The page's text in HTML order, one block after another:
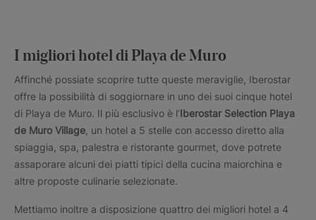
I migliori hotel di Playa de Muro
Affinché possiate scoprire tutte queste meraviglie, Iberostar
offre la possibilità di soggiornare in uno dei suoi cinque hotel
di Playa de Muro. Il più esclusivo è l’Iberostar Selection Playa
de Muro Village , un hotel a 5 stelle con accesso diretto alla
spiaggia, spa, palestra e ristorante gourmet, dove potrete
assaporare alcuni dei piatti tipici della cucina maiorchina e
altre proposte culinarie selezionate.
Mettiamo inoltre a disposizione quattro dei migliori hotel a 4